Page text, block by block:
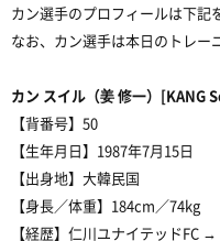
カン選手のプロフィールは下記
なお、カン選手は本日のトレー
カン スイル（姜 修一）
【背番号】50
【生年月日】1987年7月15日
【出身地】大韓民国
【身長／体重】184cm／74kg
【経歴】仁川ユナイテッドFC